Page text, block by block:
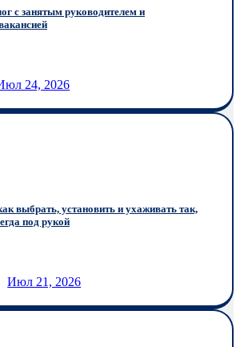
с занятым руководителем и
24, 2026
выбрать, установить и ухаживать так,
под рукой
Июл 21, 2026